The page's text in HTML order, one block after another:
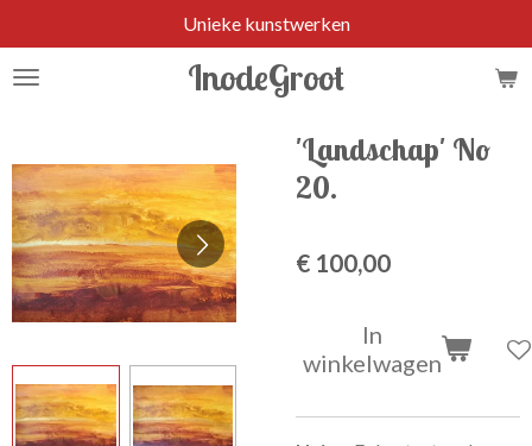
direct
naar
InodeGroot
Unieke kunstwerken
'Landschap' No
20.
€ 100,00
In
winkelwagen